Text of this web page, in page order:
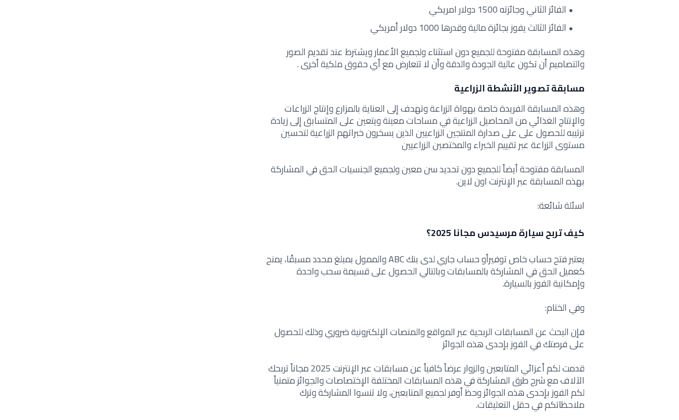
الفائز الثاني وجائزته 1500 دولار امريكي
الفائز الثالث يفوز بجائزة مالية وقدرها 1000 دولار أمريكي
وهذه المسابقة مفتوحة للجميع دون استثناء ولجميع الأعمار ويشترط عند تقديم الصور
والتصاميم أن تكون عالية الجودة والدقة وأن لا تتعارض مع أي حقوق ملكية أخرى .
مسابقة تصوير الأنشطة الزراعية
وهذه المسابقة الفريدة خاصة بهواة الزراعة وتهدف إلى العناية بالمزارع وإنتاج الزراعات
والإنتاج الغذائي من المحاصيل الزراعية في مساحات معينة ويتعين على المتسابق إلى زيادة
ترتيبه للحصول على على صدارة المنتجين الزراعيين الذين يسخرون خبراتهم الزراعية لتحسين
مستوى الزراعة عبر تقييم الخبراء والمختصين الزراعيين
المسابقة مفتوحة أيضاً للجميع دون تحديد سن معين ولجميع الجنسيات الحق في المشاركة
بهذه المسابقة عبر الإنترنت اون لاين.
اسئلة شائعة:
كيف تربح سيارة مرسيدس مجانا 2025؟
يعتبر فتح حساب خاص توفيرأو حساب جاري لدى بنك ABC والممول بمبلغ محدد مسبقًا، يمنح
كعميل الحق في المشاركة بالمسابقات وبالتالي الحصول على قسيمة سحب واحدة
وإمكانية الفوز بالسيارة.
وفي الختام:
فإن البحث عن المسابقات الربحية عبر المواقع والمنصات الإلكترونية ضروري وذلك للحصول
على فرصتك في الفوز بإحدى هذه الجوائز
قدمت لكم أعزائي المتابعين والزوار عرضاً كافياً عن مسابقات عبر الإنترنت 2025 مجاناً تربحك
الآلاف مع شرح طرق المشاركة في هذه المسابقات المختلفة الإختصاصات والجوائز متمنياً
لكم الفوز بإحدى هذه الجوائز وحظ أوفر لجميع المتابعين، ولا تنسوا المشاركة وترك
ملاحظاتكم في حقل التعليقات.